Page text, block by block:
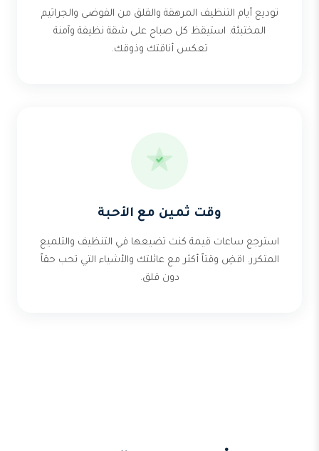
توديع أيام التنظيف المرهقة والقلق من الفوضى والجراثيم
المختبئة. استيقظ كل صباح على شقة نظيفة وآمنة
تعكس أناقتك وذوقك.
وقت ثمين مع الأحبة
استرجع ساعات قيمة كنت تضيعها في التنظيف والتلميع
المتكرر. اقضِ وقتاً أكثر مع عائلتك والأشياء التي تحب حقاً
دون قلق.